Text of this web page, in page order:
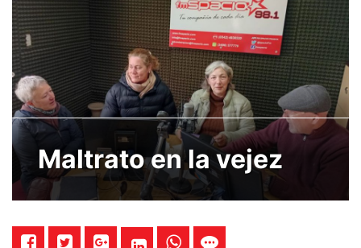
Maltrato en la vejez